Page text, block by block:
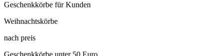
Geschenkkörbe für Kunden
Weihnachtskörbe
nach preis